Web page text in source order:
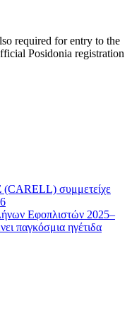
required for entry to the
Posidonia registration
συμμετείχε
Εφοπλιστών 2025–
παγκόσμια ηγέτιδα